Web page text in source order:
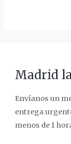
Madrid
Envíanos un
entrega
menos de 1